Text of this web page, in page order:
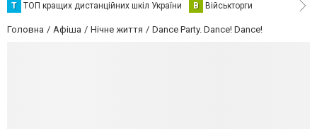
Т ТОП кращих дистанційних шкіл України В Військторги
Головна Афіша Нічне життя Dance Party. Dance! Dance!